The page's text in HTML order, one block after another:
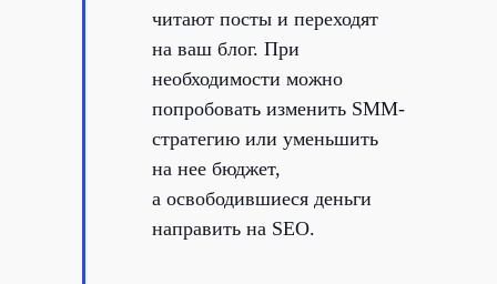
читают посты и переходят
на ваш блог. При
необходимости можно
попробовать изменить SMM-
стратегию или уменьшить
на нее бюджет,
а освободившиеся деньги
направить на SEO.